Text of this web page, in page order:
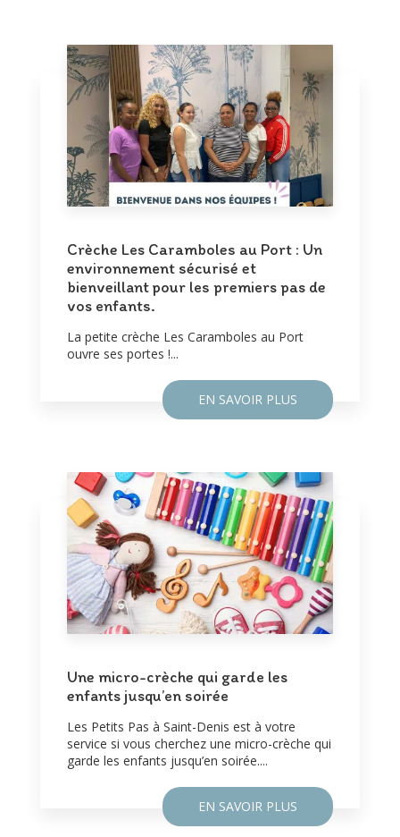
Crèche Les Caramboles au Port : Un
environnement sécurisé et
bienveillant pour les premiers pas de
vos enfants.
La petite crèche Les Caramboles au Port
ouvre ses portes !...
EN SAVOIR PLUS
Une micro-crèche qui garde les
enfants jusqu’en soirée
Les Petits Pas à Saint-Denis est à votre
service si vous cherchez une micro-crèche qui
garde les enfants jusqu’en soirée....
EN SAVOIR PLUS